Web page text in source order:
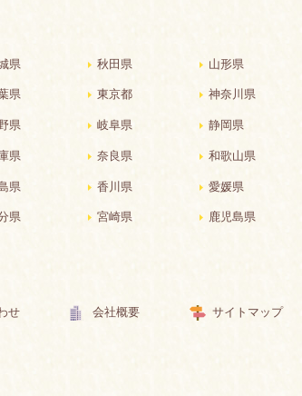
県 秋田県 山形県
県 東京都 神奈川県
県 岐阜県 静岡県
県 奈良県 和歌山県
県 香川県 愛媛県
県 宮崎県 鹿児島県
せ 会社概要 サイトマップ